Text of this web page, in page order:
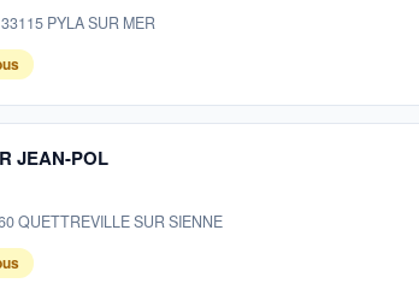
PYLA SUR MER
JEAN-POL
QUETTREVILLE SUR SIENNE